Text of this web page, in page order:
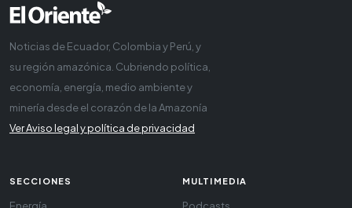
Noticias de Ecuador, Colombia y Perú, y
su región amazónica. Cubriendo política,
economía, energía, medio ambiente y
minería desde el corazón de la Amazonía
Ver Aviso legal y política de privacidad
SECCIONES
Energía
MULTIMEDIA
Podcasts